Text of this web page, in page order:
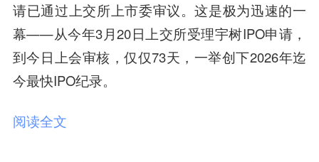
请已通过上交所上市委审议。这是极为迅速的一
幕——从今年3月20日上交所受理宇树IPO申请，
到今日上会审核，仅仅73天，一举创下2026年迄
今最快IPO纪录。
阅读全文